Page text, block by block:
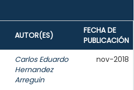
AUTOR(ES)
FECHA DE
PUBLICACIÓN
Carlos Eduardo
Hernandez
Arreguin
nov-2018